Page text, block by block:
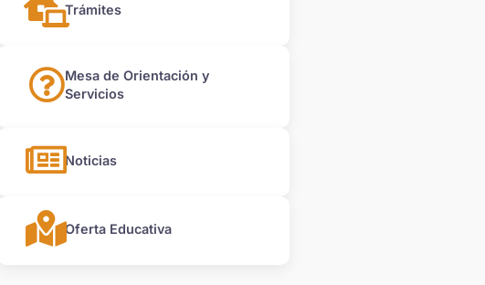
Trámites
Mesa de Orientación y
Servicios
Noticias
Oferta Educativa